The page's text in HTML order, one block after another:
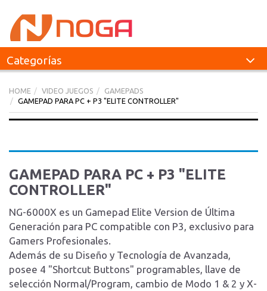
Categorías
HOME VIDEO JUEGOS
GAMEPADS
GAMEPAD PARA PC + P3 "ELITE CONTROLLER"
GAMEPAD PARA PC + P3 "ELITE
CONTROLLER"
NG-6000X es un Gamepad Elite Version de Última
Generación para PC compatible con P3, exclusivo para
Gamers Profesionales.
Además de su Diseño y Tecnología de Avanzada,
posee 4 "Shortcut Buttons" programables, llave de
selección Normal/Program, cambio de Modo 1 & 2 y X-